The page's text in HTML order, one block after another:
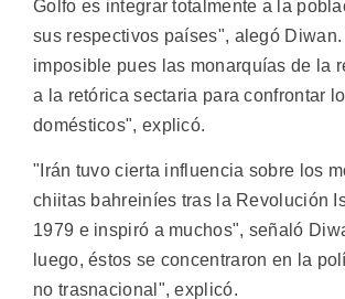
Golfo es integrar totalmente a la
sus respectivos países", alegó
imposible pues las monarquías de la
a la retórica sectaria para confrontar
domésticos", explicó.
"Irán tuvo cierta influencia sobre los
chiitas bahreiníes tras la Revolución
1979 e inspiró a muchos", señaló
luego, éstos se concentraron en la
no trasnacional", explicó.